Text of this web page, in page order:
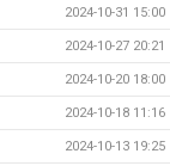
2024-10-31 15:00
2024-10-27 20:21
2024-10-20 18:00
2024-10-18 11:16
2024-10-13 19:25